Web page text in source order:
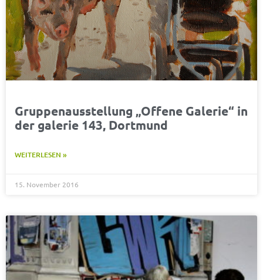
Gruppenausstellung „Offene Galerie“ in
der galerie 143, Dortmund
WEITERLESEN »
15. November 2016